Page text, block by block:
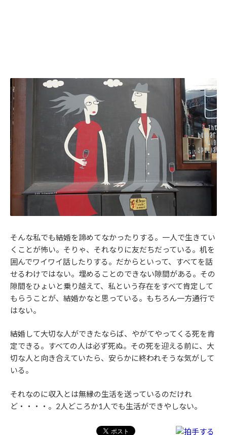
そんな私でも結婚を諦めてなかったりする。一人で生きてい
くことが怖い。そりゃ、それなりに友だちだっている。机を
囲んでワイワイ話したりする。だからといって、すべてを話
せるわけではない。埋めることのできない隙間がある。その
隙間をひょいと乗り越えて、私という存在をすべて肯定して
もらうことが、結婚かなと思っている。もちろん一方通行で
はない。
結婚して大切な人ができたならば、やがてやってくる死を肯
定できる。すべての人は必ず死ぬ。その死を迎える前に、大
切な人と向き合えていたら、安らかに終われそうな気がして
いる。
それなのに収入とは無縁の生活を送っているのだけれ
ど・・・・。2人どころか1人でも生活ができやしない。